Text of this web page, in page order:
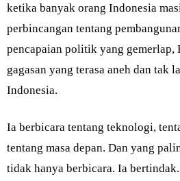
ketika banyak orang Indonesia
perbincangan tentang
pencapaian politik yang gemerlap,
gagasan yang terasa aneh dan tak
Indonesia.
Ia berbicara tentang teknologi,
tentang masa depan. Dan yang
tidak hanya berbicara. Ia